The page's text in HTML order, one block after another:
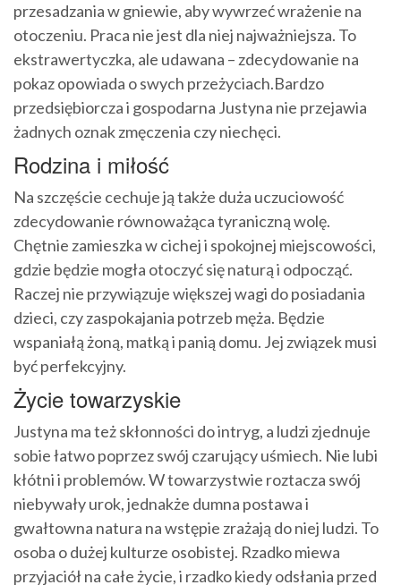
przesadzania w gniewie, aby wywrzeć wrażenie na
otoczeniu. Praca nie jest dla niej najważniejsza. To
ekstrawertyczka, ale udawana – zdecydowanie na
pokaz opowiada o swych przeżyciach.Bardzo
przedsiębiorcza i gospodarna Justyna nie przejawia
żadnych oznak zmęczenia czy niechęci.
Rodzina i miłość
Na szczęście cechuje ją także duża uczuciowość
zdecydowanie równoważąca tyraniczną wolę.
Chętnie zamieszka w cichej i spokojnej miejscowości,
gdzie będzie mogła otoczyć się naturą i odpocząć.
Raczej nie przywiązuje większej wagi do posiadania
dzieci, czy zaspokajania potrzeb męża. Będzie
wspaniałą żoną, matką i panią domu. Jej związek musi
być perfekcyjny.
Życie towarzyskie
Justyna ma też skłonności do intryg, a ludzi zjednuje
sobie łatwo poprzez swój czarujący uśmiech. Nie lubi
kłótni i problemów. W towarzystwie roztacza swój
niebywały urok, jednakże dumna postawa i
gwałtowna natura na wstępie zrażają do niej ludzi. To
osoba o dużej kulturze osobistej. Rzadko miewa
przyjaciół na całe życie, i rzadko kiedy odsłania przed